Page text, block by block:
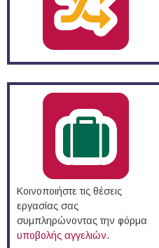
Κοινοποιήστε τις θέσεις
εργασίας σας
συμπληρώνοντας την φόρμα
υποβολής αγγελιών.